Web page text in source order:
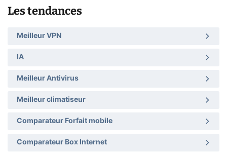
Les tendances
Meilleur VPN
IA
Meilleur Antivirus
Meilleur climatiseur
Comparateur Forfait mobile
Comparateur Box Internet